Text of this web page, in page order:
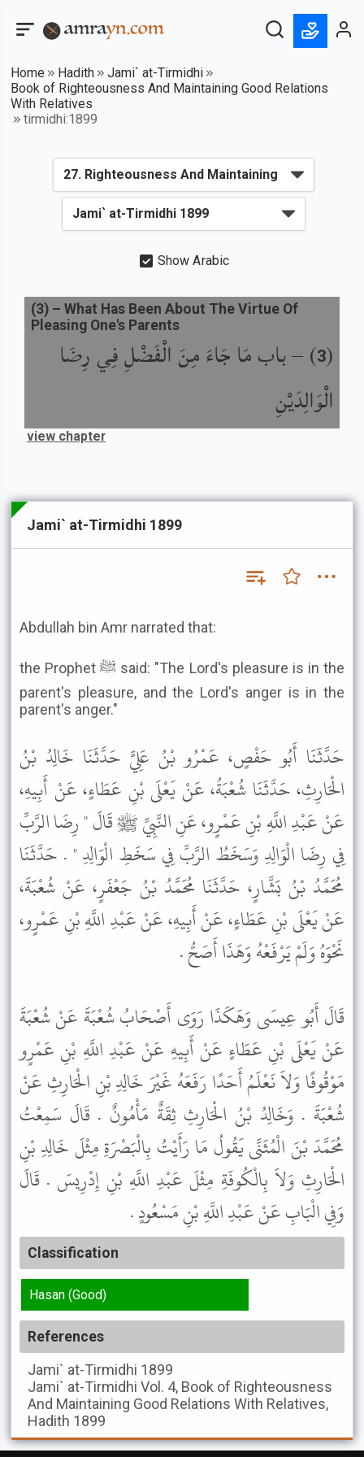
Home Hadith
Jami` at-Tirmidhi
Book of Righteousness And Maintaining Good Relations
With Relatives
tirmidhi:1899
Show Arabic
(
3
) –باب مَا جَاءَ مِنَ الْفَضْلِ فِي رِضَا
الْوَالِدَيْنِ
(3) – What Has Been About The Virtue Of
Pleasing One's Parents
view chapter
Jami` at-Tirmidhi 1899
Abdullah bin Amr narrated that:
the Prophet ﷺ said: "The Lord's pleasure is in the
parent's pleasure, and the Lord's anger is in the
parent's anger."
حَدَّثَنَا أَبُو حَفْصٍ، عَمْرُو بْنُ عَلِيٍّ حَدَّثَنَا خَالِدُ بْنُ
الْحَارِثِ، حَدَّثَنَا شُعْبَةُ، عَنْ يَعْلَى بْنِ عَطَاءٍ، عَنْ أَبِيهِ،
عَنْ عَبْدِ اللَّهِ بْنِ عَمْرٍو، عَنِ النَّبِيِّ ﷺ قَالَ " رِضَا الرَّبِّ
فِي رِضَا الْوَالِدِ وَسَخَطُ الرَّبِّ فِي سَخَطِ الْوَالِدِ " . حَدَّثَنَا
مُحَمَّدُ بْنُ بَشَّارٍ، حَدَّثَنَا مُحَمَّدُ بْنُ جَعْفَرٍ، عَنْ شُعْبَةَ،
عَنْ يَعْلَى بْنِ عَطَاءٍ، عَنْ أَبِيهِ، عَنْ عَبْدِ اللَّهِ بْنِ عَمْرٍو،
نَحْوَهُ وَلَمْ يَرْفَعْهُ وَهَذَا أَصَحُّ .
قَالَ أَبُو عِيسَى وَهَكَذَا رَوَى أَصْحَابُ شُعْبَةَ عَنْ شُعْبَةَ
عَنْ يَعْلَى بْنِ عَطَاءٍ عَنْ أَبِيهِ عَنْ عَبْدِ اللَّهِ بْنِ عَمْرٍو
مَوْقُوفًا وَلاَ نَعْلَمُ أَحَدًا رَفَعَهُ غَيْرَ خَالِدِ بْنِ الْحَارِثِ عَنْ
شُعْبَةَ . وَخَالِدُ بْنُ الْحَارِثِ ثِقَةٌ مَأْمُونٌ . قَالَ سَمِعْتُ
مُحَمَّدَ بْنَ الْمُثَنَّى يَقُولُ مَا رَأَيْتُ بِالْبَصْرَةِ مِثْلَ خَالِدِ بْنِ
الْحَارِثِ وَلاَ بِالْكُوفَةِ مِثْلَ عَبْدِ اللَّهِ بْنِ إِدْرِيسَ . قَالَ
وَفِي الْبَابِ عَنْ عَبْدِ اللَّهِ بْنِ مَسْعُودٍ .
Classification
Hasan (Good)
References
Jami` at-Tirmidhi 1899
Jami` at-Tirmidhi Vol. 4, Book of Righteousness
And Maintaining Good Relations With Relatives,
Hadith 1899